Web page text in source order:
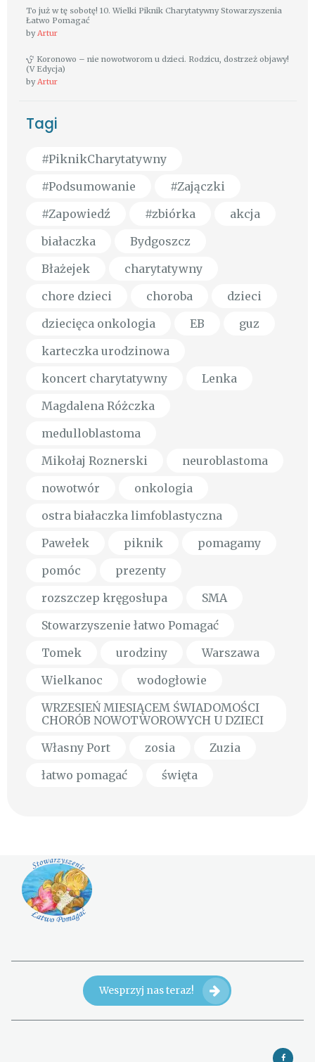
To już w tę sobotę! 10. Wielki Piknik Charytatywny Stowarzyszenia
Łatwo Pomagać
by Artur
Koronowo – nie nowotworom u dzieci. Rodzicu, dostrzeż objawy!
(V Edycja)
byArtur
Tagi
#PiknikCharytatywny
#Podsumowanie
#Zajączki
#Zapowiedź
#zbiórka
akcja
białaczka
Bydgoszcz
Błażejek
charytatywny
chore dzieci
choroba
dzieci
dziecięca onkologia
EB
guz
karteczka urodzinowa
koncert charytatywny
Lenka
Magdalena Różczka
medulloblastoma
Mikołaj Roznerski
neuroblastoma
nowotwór
onkologia
ostra białaczka limfoblastyczna
Pawełek
piknik
pomagamy
pomóc
prezenty
rozszczep kręgosłupa
SMA
Stowarzyszenie łatwo Pomagać
Tomek
urodziny
Warszawa
Wielkanoc
wodogłowie
WRZESIEŃ MIESIĄCEM ŚWIADOMOŚCI
CHORÓB NOWOTWOROWYCH U DZIECI
Własny Port
zosia
Zuzia
łatwo pomagać
święta
Wesprzyj nas teraz!